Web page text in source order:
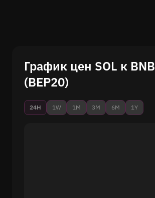
График цен SOL к BNB
(BEP20)
24H 1W 1M 3M 6M 1Y